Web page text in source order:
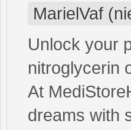
MarielVaf
Unlock your
nitroglycerin
At
dreams with